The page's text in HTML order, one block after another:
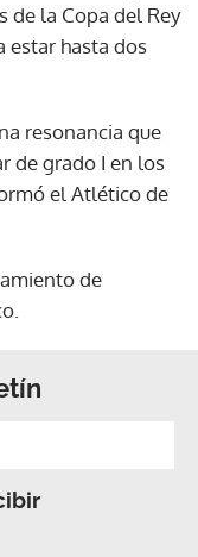
de la Copa del Rey
estar hasta dos
resonancia que
de grado I en los
el Atlético de
de